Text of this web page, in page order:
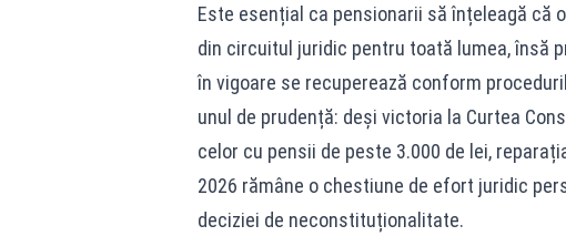
Este esențial ca pensionarii să înțeleagă
din circuitul juridic pentru toată lumea, însă
în vigoare se recuperează conform
unul de prudență: deși victoria la Curtea
celor cu pensii de peste 3.000 de lei,
2026 rămâne o chestiune de efort juridic
deciziei de neconstituționalitate.